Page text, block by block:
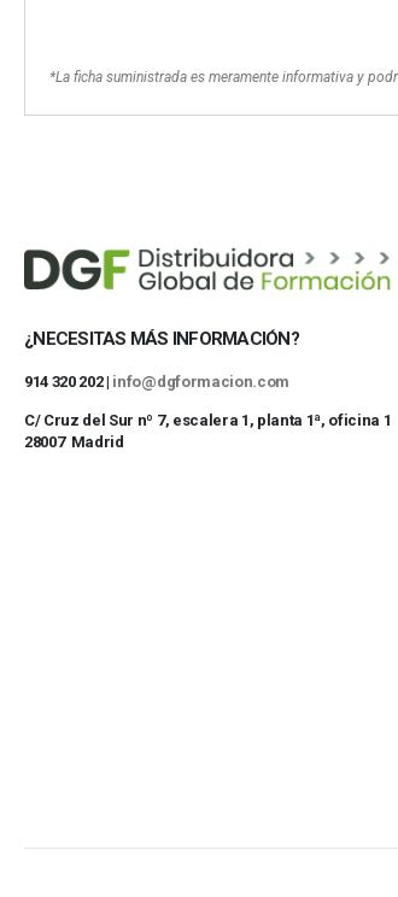
*La ficha suministrada es meramente informativa y
¿NECESITAS MÁS INFORMACIÓN?
914 320 202 | info@dgformacion.com
C/ Cruz del Sur nº 7, escalera 1, planta 1ª, oficina 1
28007 Madrid